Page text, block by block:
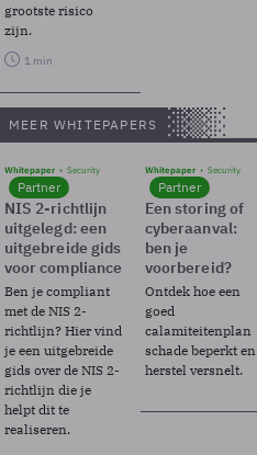
grootste risico
zijn.
1 min
MEER WHITEPAPERS
Whitepaper Security
Partner
NIS 2-richtlijn
uitgelegd: een
uitgebreide gids
voor compliance
Ben je compliant
met de NIS 2-
richtlijn? Hier vind
je een uitgebreide
gids over de NIS 2-
richtlijn die je
helpt dit te
realiseren.
Whitepaper Security
Partner
Een storing of
cyberaanval:
ben je
voorbereid?
Ontdek hoe een
goed
calamiteitenplan
schade beperkt en
herstel versnelt.